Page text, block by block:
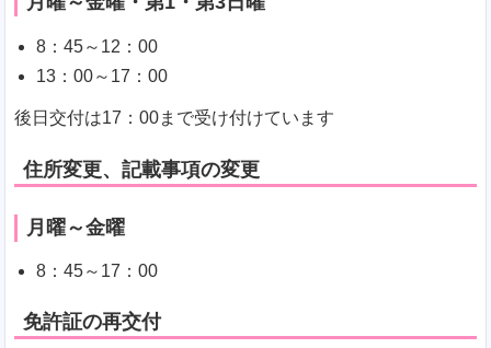
8：45～12：00
13：00～17：00
後日交付は17：00まで受け付けています
住所変更、記載事項の変更
月曜～金曜
8：45～17：00
免許証の再交付